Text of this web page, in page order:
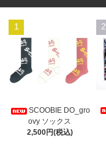
1
SCOOBIE DO_gro
ovy ソックス
2,500円(税込)
2